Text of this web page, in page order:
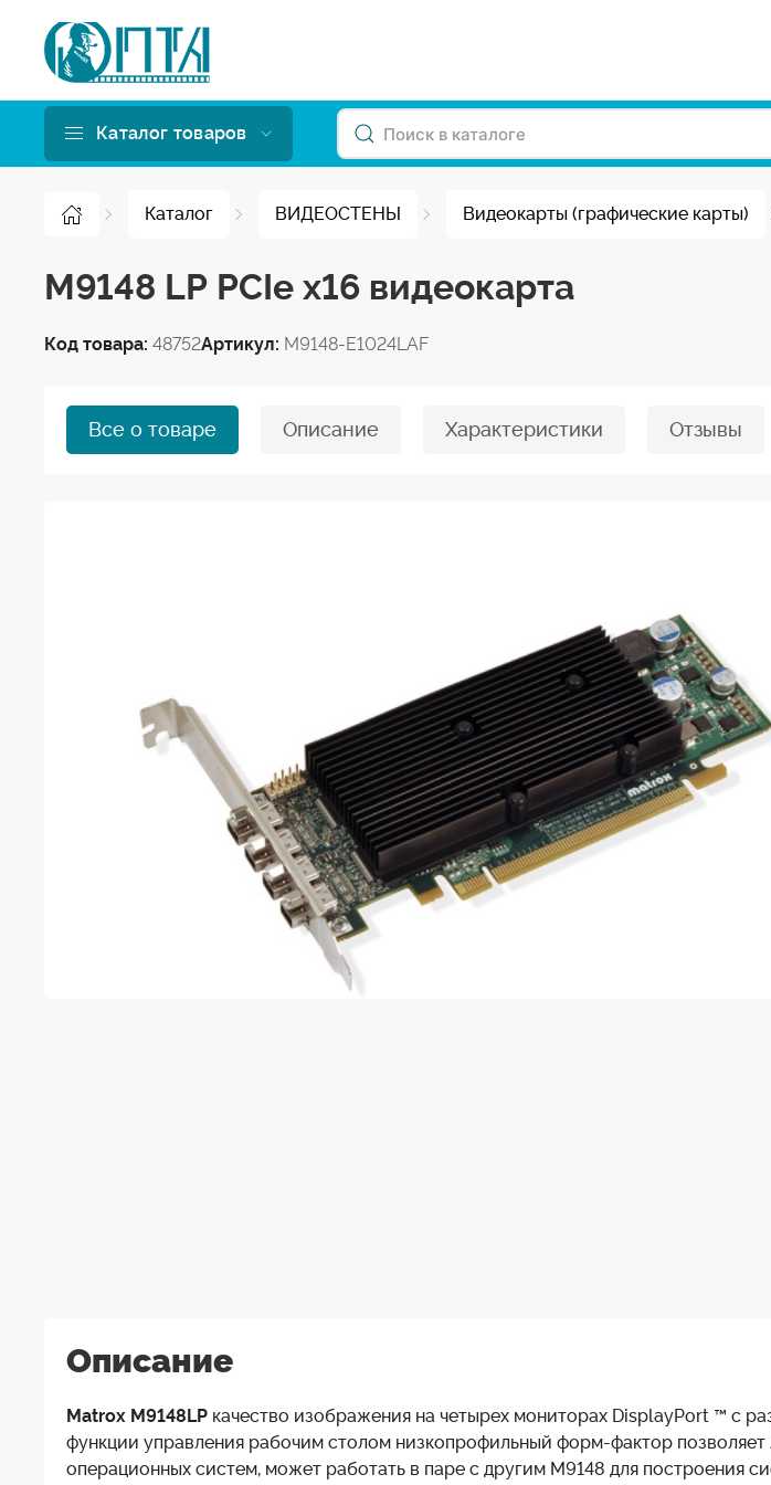
Каталог товаров
Каталог ВИДЕОСТЕНЫ Видеокарты (графические карты)
M9148 LP PCIe x16 видеокарта
Код товара: 48752Артикул: M9148-E1024LAF
Все о товаре Описание Характеристики Отзывы
Описание
Matrox M9148LP качество изображения на четырех мониторах DisplayPort ™ с
функции управления рабочим столом низкопрофильный форм-фактор
операционных систем, может работать в паре с другим M9148 для построения